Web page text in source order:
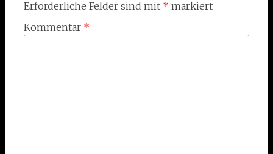
Erforderliche Felder sind mit * markiert
Kommentar *